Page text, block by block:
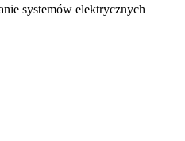
systemów elektrycznych